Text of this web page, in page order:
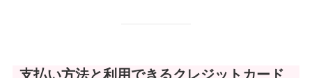
支払い方法と利用できるクレジットカード